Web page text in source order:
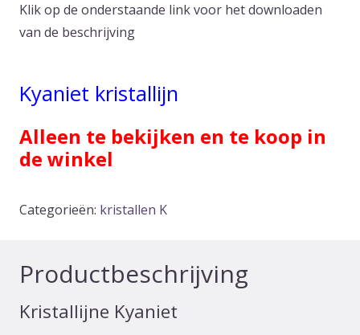
Klik op de onderstaande link voor het downloaden
van de beschrijving
Kyaniet kristallijn
Alleen te bekijken en te koop in
de winkel
Categorieën: kristallen K
Productbeschrijving
Kristallijne Kyaniet